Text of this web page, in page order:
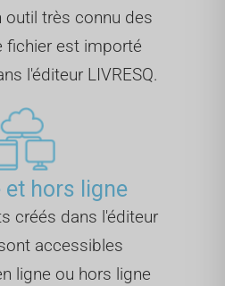
outil très connu des
fichier est importé
l'éditeur LIVRESQ.
et hors ligne
créés dans l'éditeur
accessibles
ligne ou hors ligne